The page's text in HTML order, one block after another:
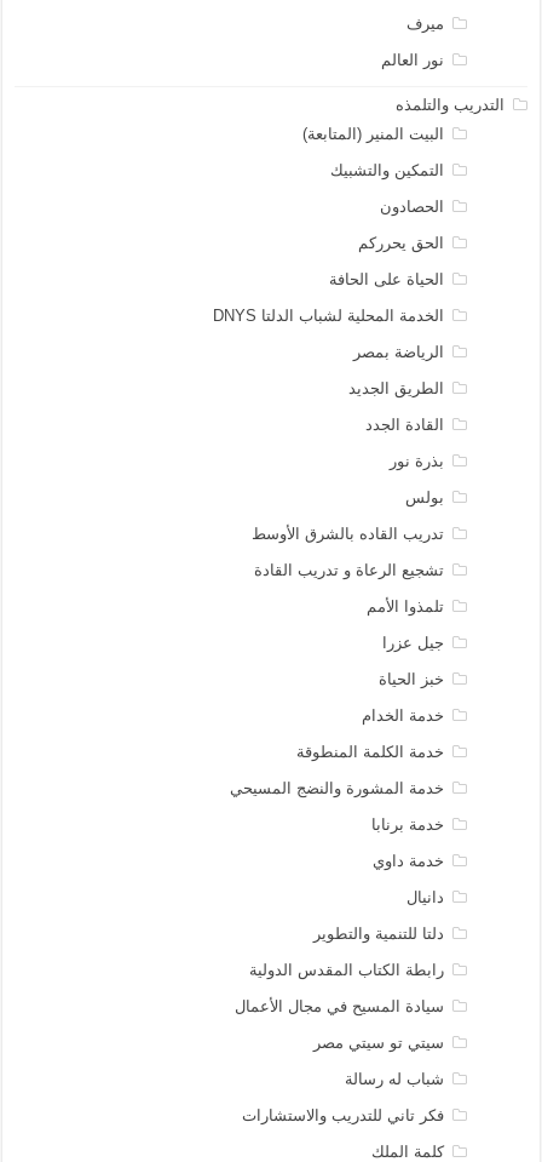
ميرف
نور العالم
التدريب والتلمذه
البيت المنير (المتابعة)
التمكين والتشبيك
الحصادون
الحق يحرركم
الحياة على الحافة
الخدمة المحلية لشباب الدلتا DNYS
الرياضة بمصر
الطريق الجديد
القادة الجدد
بذرة نور
بولس
تدريب القاده بالشرق الأوسط
تشجيع الرعاة و تدريب القادة
تلمذوا الأمم
جيل عزرا
خبز الحياة
خدمة الخدام
خدمة الكلمة المنطوقة
خدمة المشورة والنضج المسيحي
خدمة برنابا
خدمة داوي
دانيال
دلتا للتنمية والتطوير
رابطة الكتاب المقدس الدولية
سيادة المسيح في مجال الأعمال
سيتي تو سيتي مصر
شباب له رسالة
فكر تاني للتدريب والاستشارات
كلمة الملك